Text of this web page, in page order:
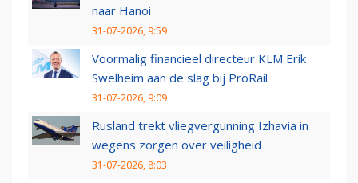
naar Hanoi
31-07-2026, 9:59
Voormalig financieel directeur KLM Erik
Swelheim aan de slag bij ProRail
31-07-2026, 9:09
Rusland trekt vliegvergunning Izhavia in
wegens zorgen over veiligheid
31-07-2026, 8:03